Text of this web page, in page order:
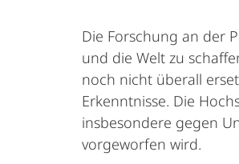
Die Forschung an der
und die Welt zu
noch nicht überall
Erkenntnisse. Die
insbesondere gegen
vorgeworfen wird.